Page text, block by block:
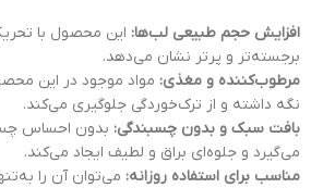
افزایش حجم طبیعی لب‌ها: این محصول با
برجسته‌تر و پرتر نشان می‌دهد.
مرطوب‌کننده و مغذی: مواد موجود در این
نگه داشته و از ترک‌خوردگی جلوگیری می‌کند.
بافت سبک و بدون چسبندگی: بدون احساس
می‌گیرد و جلوه‌ای براق و لطیف ایجاد می‌کند.
مناسب برای استفاده روزانه: می‌توان آن را